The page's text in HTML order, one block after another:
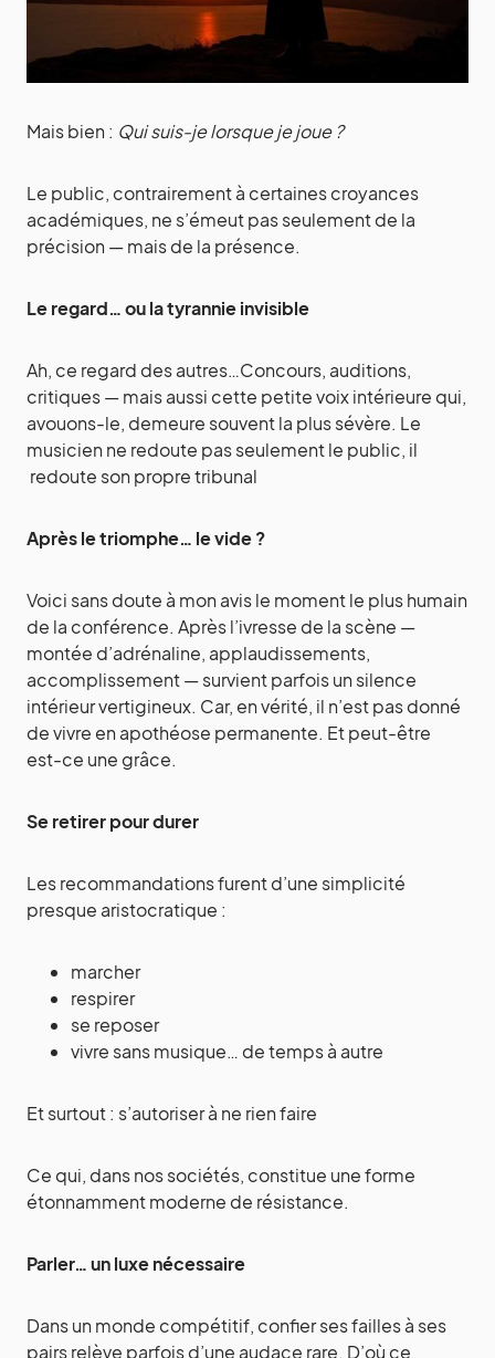
Mais bien : Qui suis-je lorsque je joue ?
Le public, contrairement à certaines croyances
académiques, ne s’émeut pas seulement de la
précision — mais de la présence.
Le regard… ou la tyrannie invisible
Ah, ce regard des autres…Concours, auditions,
critiques — mais aussi cette petite voix intérieure qui,
avouons-le, demeure souvent la plus sévère. Le
musicien ne redoute pas seulement le public, il
redoute son propre tribunal
Après le triomphe… le vide ?
Voici sans doute à mon avis le moment le plus humain
de la conférence. Après l’ivresse de la scène —
montée d’adrénaline, applaudissements,
accomplissement — survient parfois un silence
intérieur vertigineux. Car, en vérité, il n’est pas donné
de vivre en apothéose permanente. Et peut-être
est-ce une grâce.
Se retirer pour durer
Les recommandations furent d’une simplicité
presque aristocratique :
marcher
respirer
se reposer
vivre sans musique… de temps à autre
Et surtout : s’autoriser à ne rien faire
Ce qui, dans nos sociétés, constitue une forme
étonnamment moderne de résistance.
Parler… un luxe nécessaire
Dans un monde compétitif, confier ses failles à ses
pairs relève parfois d’une audace rare. D’où ce